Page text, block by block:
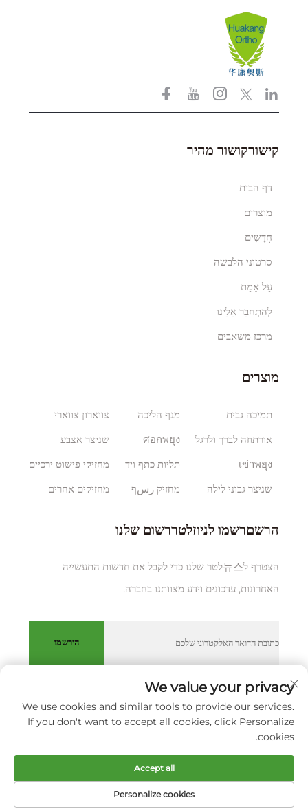
קישורקושור מהיר
דף הבית
מוצרים
חֲדָשִים
סרטוני הלבשה
עַל אָמַת
לְהִתְחַבֵּר אֵלֵינוּ
מרכז משאבים
מוצרים
תמיכה גבית
אורתוזה לברך ולרגל
เข่าพยุง
שניצר גבוני לילה
מגף הליכה
ศอกพยุง
תליות כתף ויד
מחזיק رسף
צווארון צווארי
שניצר אצבע
מחזיקי פישוט ירכיים
מחזיקים אחרים
הרשםרשמו לניוזלטררשום שלנו
הצטרף ל뉴스לטר שלנו כדי לקבל את חדשות התעשייה
האחרונות, עדכונים וידע מצוותנו בחברה.
הירשמו
כל הזכויות שמורות © XIAMEN HUAKANG ORTHOPEDIC CO.,
LTD. מדיניותICY
גלול למעלה
We value your privacy
We use cookies and similar tools to provide our services.
If you don't want to accept all cookies, click Personalize
cookies.
Personalize cookies
Accept all